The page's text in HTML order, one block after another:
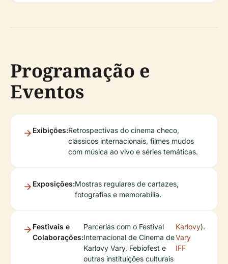
Programação e
Eventos
Exibições:Retrospectivas do cinema checo,
clássicos internacionais, filmes mudos
com música ao vivo e séries temáticas.
Exposições:Mostras regulares de cartazes,
fotografias e memorabilia.
Festivais e
Colaborações:
Parcerias com o Festival
Internacional de Cinema de
Karlovy Vary, Febiofest e
outras instituições culturais
Karlovy
Vary
IFF
).